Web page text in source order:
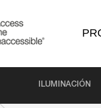
ILUMINACIÓN